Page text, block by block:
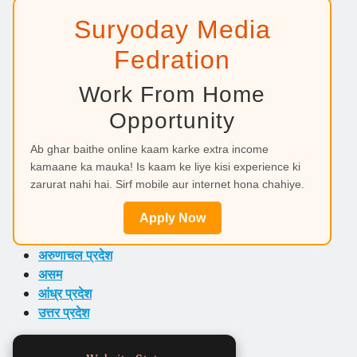
Suryoday Media
Fedration
Work From Home
Opportunity
Ab ghar baithe online kaam karke extra income
kamaane ka mauka! Is kaam ke liye kisi experience ki
zarurat nahi hai. Sirf mobile aur internet hona chahiye.
Apply Now
अरुणाचल प्रदेश
असम
आंध्र प्रदेश
उत्तर प्रदेश